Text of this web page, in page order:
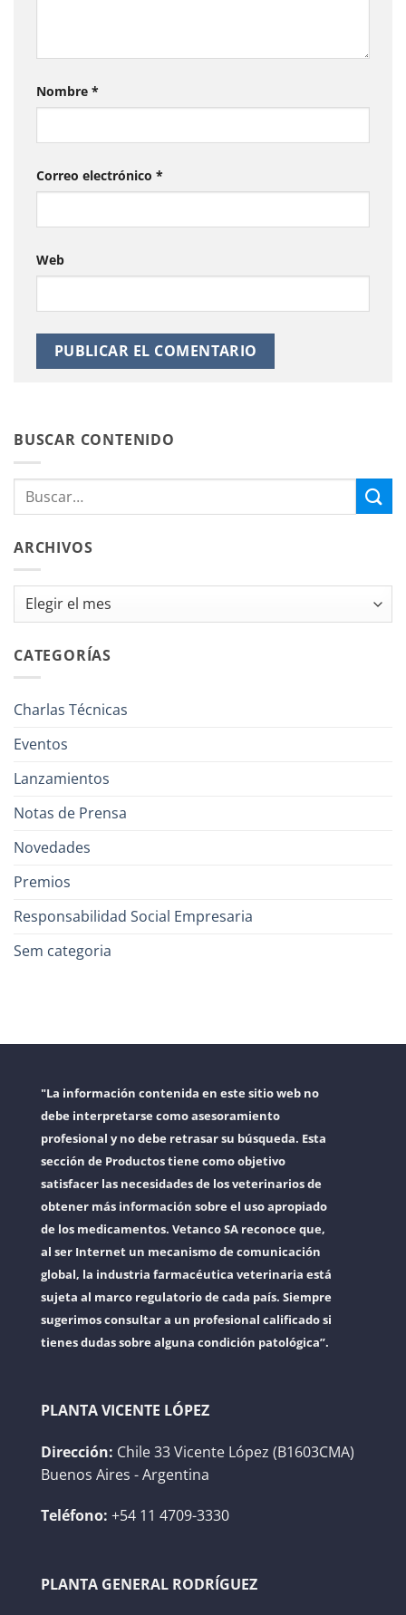
Nombre *
Correo electrónico *
Web
BUSCAR CONTENIDO
ARCHIVOS
Archivos
CATEGORÍAS
Charlas Técnicas
Eventos
Lanzamientos
Notas de Prensa
Novedades
Premios
Responsabilidad Social Empresaria
Sem categoria
"La información contenida en este sitio web no
debe interpretarse como asesoramiento
profesional y no debe retrasar su búsqueda. Esta
sección de Productos tiene como objetivo
satisfacer las necesidades de los veterinarios de
obtener más información sobre el uso apropiado
de los medicamentos. Vetanco SA reconoce que,
al ser Internet un mecanismo de comunicación
global, la industria farmacéutica veterinaria está
sujeta al marco regulatorio de cada país. Siempre
sugerimos consultar a un profesional calificado si
tienes dudas sobre alguna condición patológica”.
PLANTA VICENTE LÓPEZ
Dirección: Chile 33 Vicente López (B1603CMA)
Buenos Aires - Argentina
Teléfono: +54 11 4709-3330
PLANTA GENERAL RODRÍGUEZ